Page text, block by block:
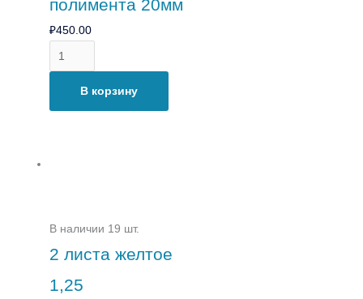
полимента 20мм
₽450.00
В корзину
В наличии 19 шт.
2 листа желтое
1,25